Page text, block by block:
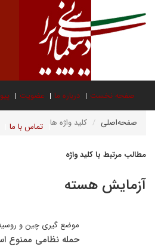
صفحه نخست درباره ما عضویت
تماس با ما صفحه‌اصلی کلید واژه ها
مطالب مرتبط با کلید واژه
آزمایش هسته
موضع گیری چین و
حمله نظامی ممنوع